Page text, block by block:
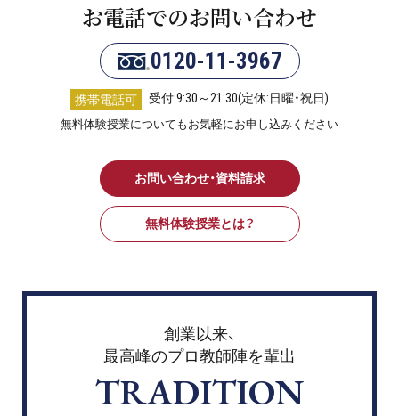
お電話でのお問い合わせ
0120-11-3967
携帯電話可 受付:9:30～21:30(定休:日曜・祝日)
無料体験授業についてもお気軽にお申し込みください
お問い合わせ・資料請求
無料体験授業とは？
創業以来、
最高峰のプロ教師陣を輩出
TRADITION